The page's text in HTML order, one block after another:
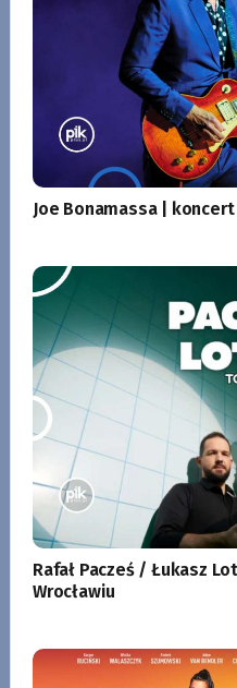
Joe Bonamassa |
Rafał Pacześ / Łukasz
Wrocławiu